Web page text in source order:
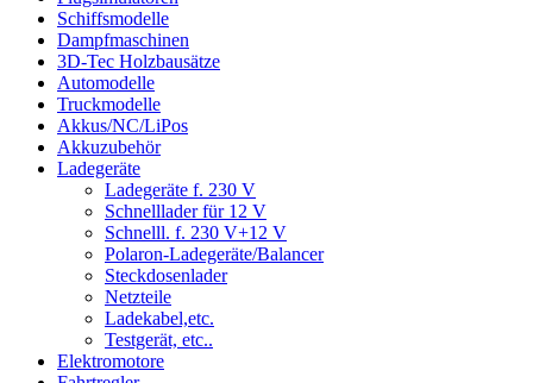
Schiffsmodelle
Dampfmaschinen
3D-Tec Holzbausätze
Automodelle
Truckmodelle
Akkus/NC/LiPos
Akkuzubehör
Ladegeräte
Ladegeräte f. 230 V
Schnelllader für 12 V
Schnelll. f. 230 V+12 V
Polaron-Ladegeräte/Balancer
Steckdosenlader
Netzteile
Ladekabel,etc.
Testgerät, etc..
Elektromotore